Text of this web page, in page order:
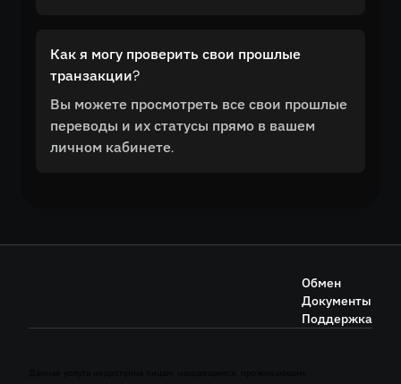
Как я могу проверить свои прошлые
транзакции?
Вы можете просмотреть все свои прошлые
переводы и их статусы прямо в вашем
личном кабинете.
Обмен
Документы
Поддержка